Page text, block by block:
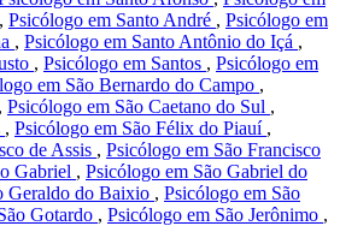
, Psicólogo em Santo André , Psicólogo em
, Psicólogo em Santo Antônio do Içá ,
, Psicólogo em Santos , Psicólogo em
em São Bernardo do Campo ,
, Psicólogo em São Caetano do Sul ,
, Psicólogo em São Félix do Piauí ,
de Assis , Psicólogo em São Francisco
Gabriel , Psicólogo em São Gabriel do
Geraldo do Baixio , Psicólogo em São
Gotardo , Psicólogo em São Jerônimo ,